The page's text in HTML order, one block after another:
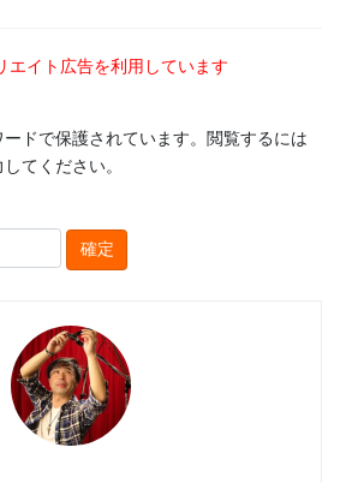
イト広告を利用しています
ドで保護されています。閲覧するには
てください。